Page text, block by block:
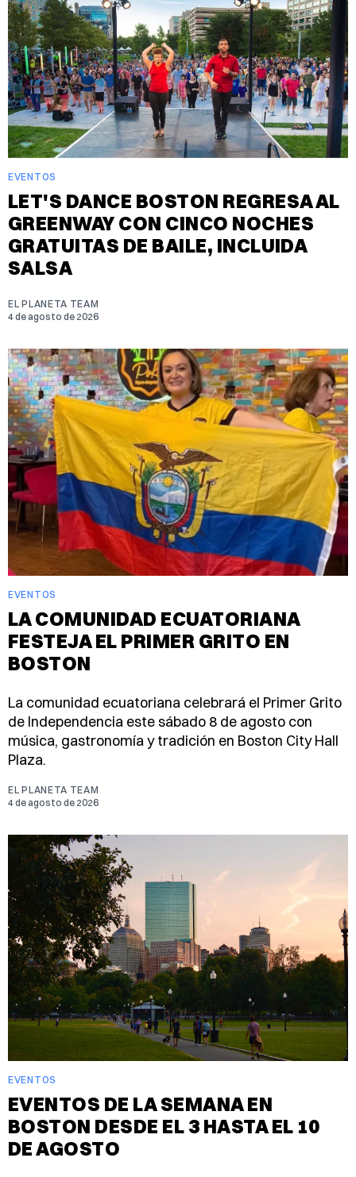
EVENTOS
LET'S DANCE BOSTON REGRESA AL
GREENWAY CON CINCO NOCHES
GRATUITAS DE BAILE, INCLUIDA
SALSA
EL PLANETA TEAM
4 de agosto de 2026
EVENTOS
LA COMUNIDAD ECUATORIANA
FESTEJA EL PRIMER GRITO EN
BOSTON
La comunidad ecuatoriana celebrará el Primer Grito
de Independencia este sábado 8 de agosto con
música, gastronomía y tradición en Boston City Hall
Plaza.
EL PLANETA TEAM
4 de agosto de 2026
EVENTOS
EVENTOS DE LA SEMANA EN
BOSTON DESDE EL 3 HASTA EL 10
DE AGOSTO